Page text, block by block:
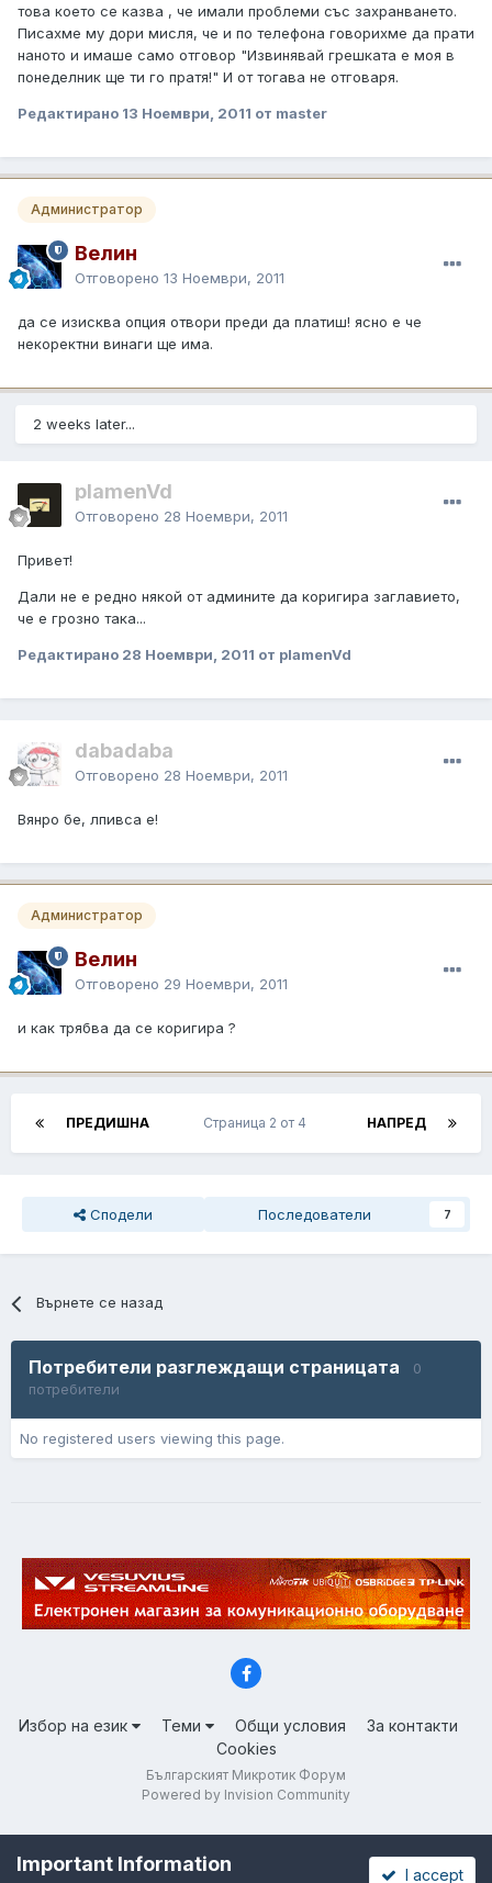
това което се казва , че имали проблеми със захранването.
Писахме му дори мисля, че и по телефона говорихме да прати
наното и имаше само отговор "Извинявай грешката е моя в
понеделник ще ти го пратя!" И от тогава не отговаря.
Редактирано 13 Ноември, 2011 от master
Администратор
Велин
Отговорено 13 Ноември, 2011
да се изисква опция отвори преди да платиш! ясно е че
некоректни винаги ще има.
2 weeks later...
plamenVd
Отговорено 28 Ноември, 2011
Привет!
Дали не е редно някой от админите да коригира заглавието,
че е грозно така...
Редактирано 28 Ноември, 2011 от plamenVd
dabadaba
Отговорено 28 Ноември, 2011
Вянро бе, лпивса е!
Администратор
Велин
Отговорено 29 Ноември, 2011
и как трябва да се коригира ?
ПРЕДИШНА НАПРЕД
Страница 2 от 4
Сподели Последователи 7
Върнете се назад
Потребители разглеждащи страницата
0
потребители
No registered users viewing this page.
Избор на език Теми Общи условия
За контакти
Cookies
Българският Микротик Форум
Powered by Invision Community
Important Information I accept